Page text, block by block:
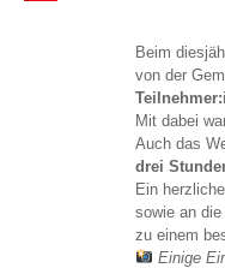
Beim
von der
Mit dabei
Auch das
drei
Ein
sowie an
zu einem
Einige